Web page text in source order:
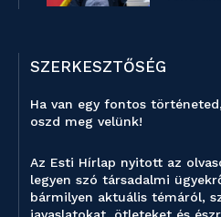
SZERKESZTŐSÉG
Ha van egy fontos
oszd meg velünk!
Az Esti Hírlap nyitott az
legyen szó társadalmi
bármilyen aktuális témáról,